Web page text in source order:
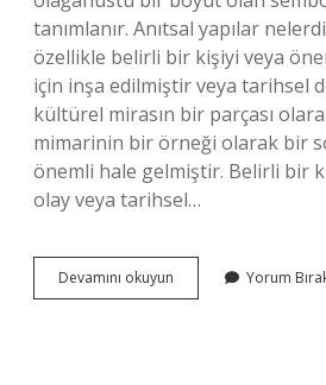
tanımlanır. Anıtsal yapılar
özellikle belirli bir kişiyi veya
için inşa edilmiştir veya tarihsel
kültürel mirasın bir parçası
mimarinin bir örneği olarak bir
önemli hale gelmiştir. Belirli bir
olay veya tarihsel…
Devamını okuyun
Değerler
Yorum